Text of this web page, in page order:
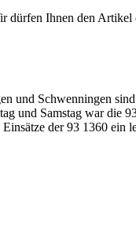
dürfen Ihnen den
und Schwenningen
und Samstag war die
der 93 1360 ein